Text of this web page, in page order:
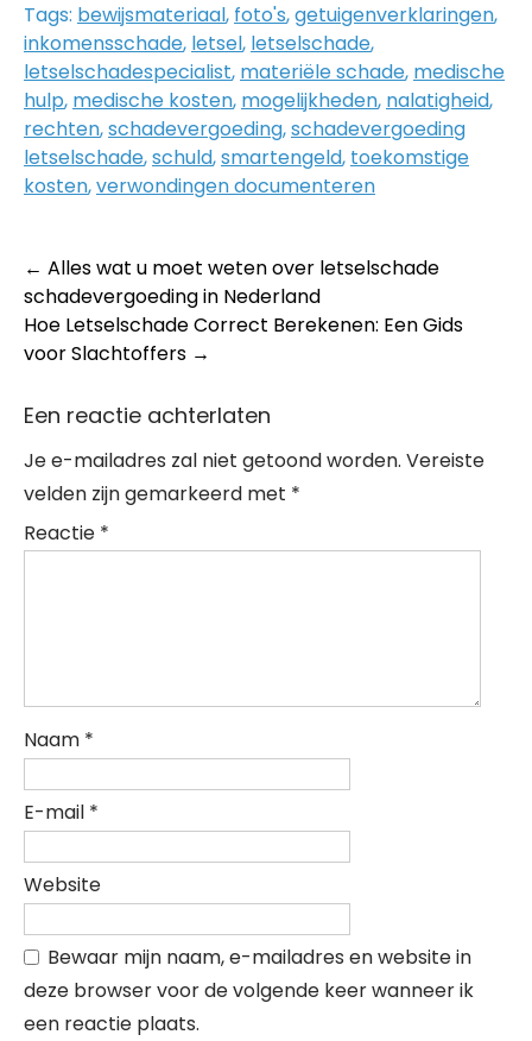
Tags: bewijsmateriaal, foto's,getuigenverklaringen,
inkomensschade, letsel, letselschade,
letselschadespecialist, materiële schade, medische
hulp, medische kosten, mogelijkheden, nalatigheid,
rechten,schadevergoeding,schadevergoeding
letselschade,schuld,smartengeld, toekomstige
kosten,verwondingen documenteren
Post
navigation
← Alles wat u moet weten over letselschade
schadevergoeding in Nederland
Hoe Letselschade Correct Berekenen: Een Gids
voor Slachtoffers →
Een reactie achterlaten
Je e-mailadres zal niet getoond worden. Vereiste
velden zijn gemarkeerd met *
Reactie *
Naam *
E-mail *
Website
Bewaar mijn naam, e-mailadres en website in
deze browser voor de volgende keer wanneer ik
een reactie plaats.